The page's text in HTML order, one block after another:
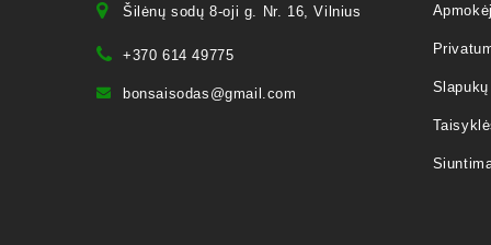
Šilėnų sodų 8-oji g. Nr. 16, Vilnius
+370 614 49775
bonsaisodas@gmail.com